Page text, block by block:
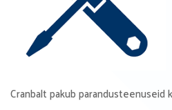
Cranbalt pakub parandusteenuseid